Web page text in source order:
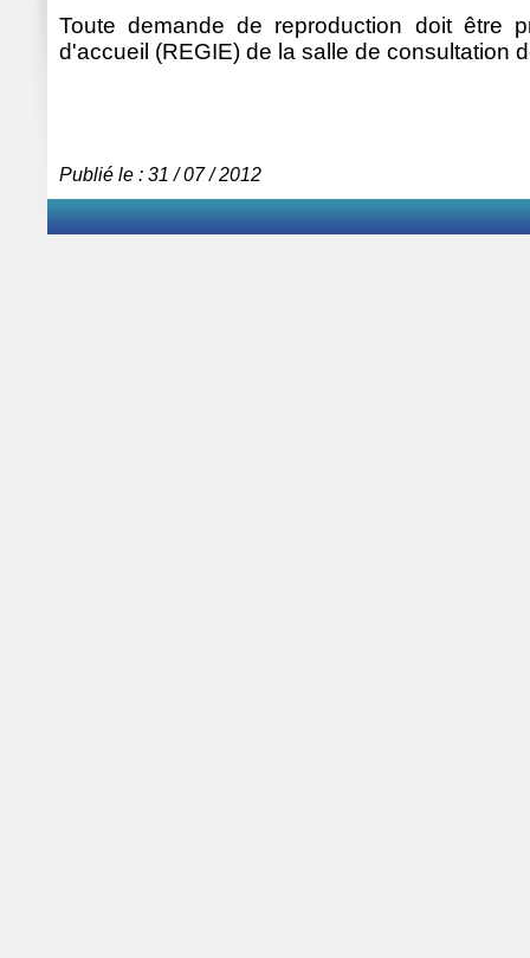
Toute demande de reproduction doit être
d'accueil (REGIE) de la salle de consultation
Publié le : 31 / 07 / 2012